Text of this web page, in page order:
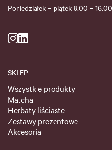
Poniedziałek – piątek 8.00 – 16.00
SKLEP
Wszystkie produkty
Matcha
Herbaty liściaste
Zestawy prezentowe
Akcesoria